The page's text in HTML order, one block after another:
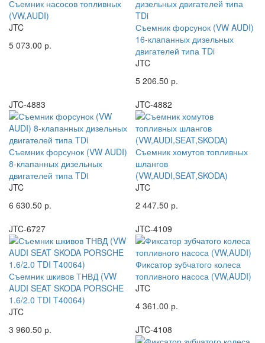
Съемник насосов топливных
(VW,AUDI)
JTC
5 073.00 р.
Съемник форсунок (VW AUDI)
16-клапанных дизельных
двигателей типа TDi
JTC
5 206.50 р.
JTC-4883
Съемник форсунок (VW AUDI)
8-клапанных дизельных
двигателей типа TDi
JTC
6 630.50 р.
JTC-4882
Съемник хомутов топливных
шлангов
(VW,AUDI,SEAT,SKODA)
JTC
2 447.50 р.
JTC-6727
Съемник шкивов ТНВД (VW
AUDI SEAT SKODA PORSCHE
1.6/2.0 TDI T40064)
JTC
3 960.50 р.
JTC-4109
Фиксатор зубчатого колеса
топливного насоса (VW,AUDI)
JTC
4 361.00 р.
JTC-4108